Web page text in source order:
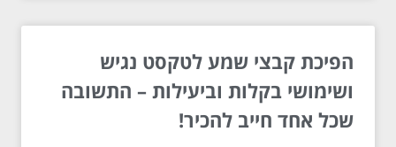
הפיכת קבצי שמע לטקסט נגיש
ושימושי בקלות וביעילות – התשובה
שכל אחד חייב להכיר!